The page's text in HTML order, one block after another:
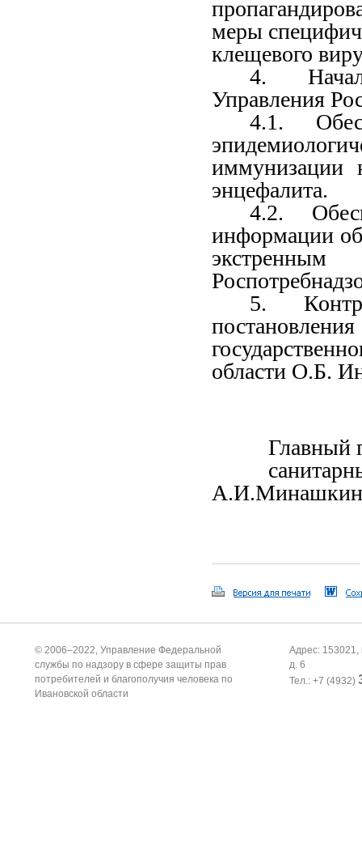
меры
клещевого
4.
Управления
4.1.
иммунизации
энцефалита.
4.2.
информации
5.
области О.Б.
Главный
© 2006–2022, Управление Федеральной
службы по надзору в сфере защиты прав
потребителей и благополучия человека по
Ивановской области
Адрес: 153021,
д. 6
Тел.: +7 (4932)